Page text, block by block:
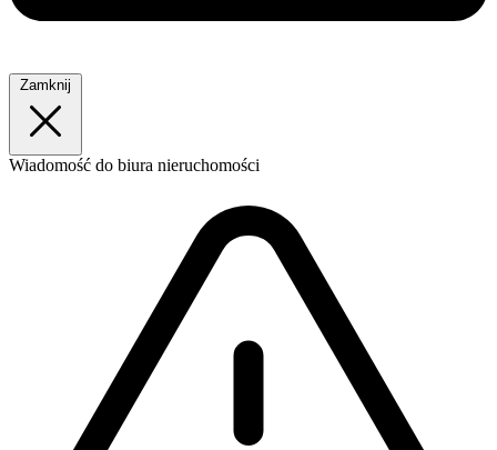
Zamknij
Wiadomość do biura nieruchomości